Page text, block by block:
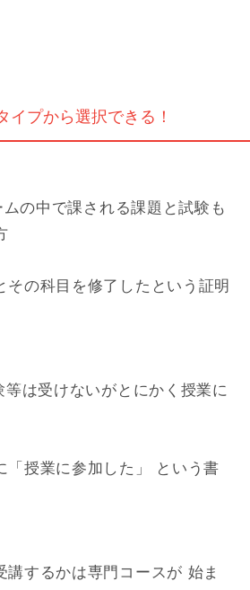
イプから選択できる！
の中で課される課題と試験も
その科目を修了したという証明
は受けないがとにかく授業に
「授業に参加した」 という書
講するかは専門コースが 始ま